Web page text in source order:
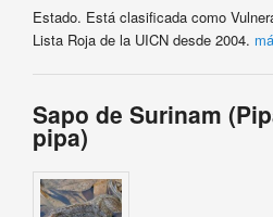
Estado. Está clasificada como
Lista Roja de la UICN desde 2004.
Sapo de Surinam
pipa)